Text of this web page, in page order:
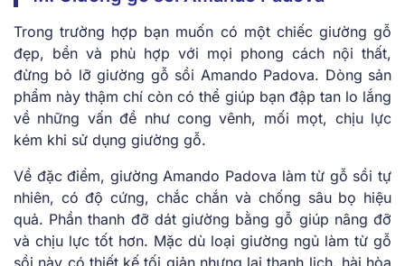
Trong trường hợp bạn muốn có một chiếc giường gỗ
đẹp, bền và phù hợp với mọi phong cách nội thất,
đừng bỏ lỡ giường gỗ sồi Amando Padova. Dòng sản
phẩm này thậm chí còn có thể giúp bạn đập tan lo lắng
về những vấn đề như cong vênh, mối mọt, chịu lực
kém khi sử dụng giường gỗ.
Về đặc điểm, giường Amando Padova làm từ gỗ sồi tự
nhiên, có độ cứng, chắc chắn và chống sâu bọ hiệu
quả. Phần thanh đỡ dát giường bằng gỗ giúp nâng đỡ
và chịu lực tốt hơn. Mặc dù loại giường ngủ làm từ gỗ